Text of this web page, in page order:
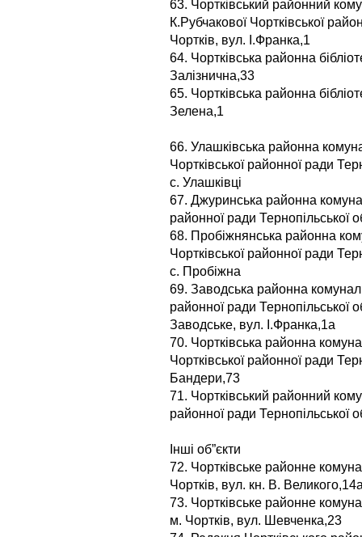
63. Чортківський районний
К.Рубчакової Чортківської
Чортків, вул. І.Франка,1
64. Чортківська районна
Залізнична,33
65. Чортківська районна
Зелена,1
66. Улашківська районна
Чортківської районної ради
с. Улашківці
67. Джуринська районна
районної ради Тернопільської
68. Пробіжнянська районна
Чортківської районної ради
с. Пробіжна
69. Заводська районна
районної ради Тернопільської
Заводське, вул. І.Франка,1а
70. Чортківська районна
Чортківської районної ради
Бандери,73
71. Чортківський районний
районної ради Тернопільської
Інші об”єкти
72. Чортківське районне
Чортків, вул. кн. В.
73. Чортківське районне
м. Чортків, вул. Шевченка,23